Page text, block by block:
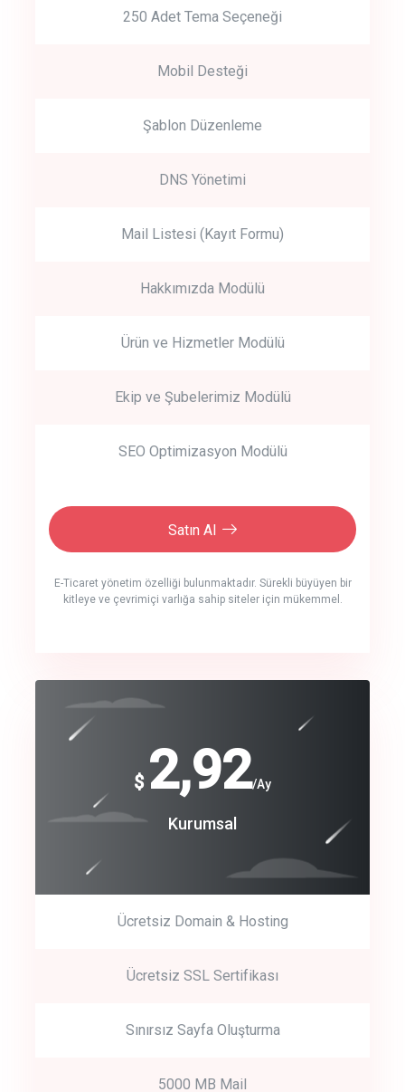
250 Adet Tema Seçeneği
Mobil Desteği
Şablon Düzenleme
DNS Yönetimi
Mail Listesi (Kayıt Formu)
Hakkımızda Modülü
Ürün ve Hizmetler Modülü
Ekip ve Şubelerimiz Modülü
SEO Optimizasyon Modülü
Satın Al
E-Ticaret yönetim özelliği bulunmaktadır. Sürekli büyüyen bir
kitleye ve çevrimiçi varlığa sahip siteler için mükemmel.
crm auto cync
track energy costs
Get Started
Start by trying our service for 30 days free trial no credit card
$ 2,92/Ay
Kurumsal
Ücretsiz Domain & Hosting
Ücretsiz SSL Sertifikası
Sınırsız Sayfa Oluşturma
5000 MB Mail
$
240
Coroprate